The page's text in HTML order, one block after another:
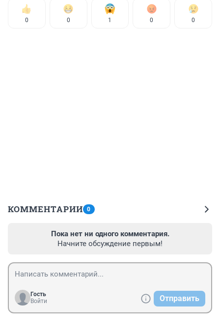
0 0 1 0 0
КОММЕНТАРИИ 0
Пока нет ни одного комментария.
Начните обсуждение первым!
Гость
Войти
Отправить